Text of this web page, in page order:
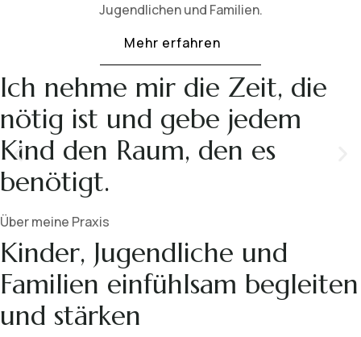
Jugendlichen und Familien.
Mehr erfahren
Ich nehme mir die Zeit, die
nötig ist und gebe jedem
Kind den Raum, den es
benötigt.
Über meine Praxis
Kinder, Jugendliche und
Familien einfühlsam begleiten
und stärken